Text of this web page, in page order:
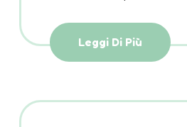
Leggi Di Più